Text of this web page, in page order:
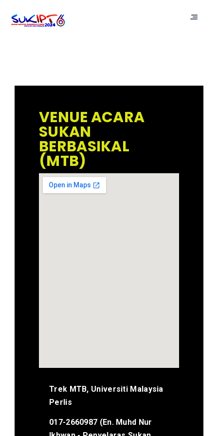
VENUE ACARA
SUKAN
BERBASIKAL
(MTB)
Trek MTB, Universiti Malaysia
Perlis
017-2660987 (En. Muhd Nur